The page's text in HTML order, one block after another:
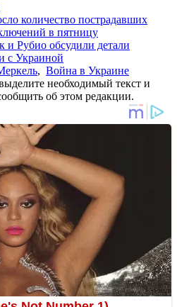
количество пострадавших
в пятницу
и Рубио обсудили детали
с Украиной
, Война в Украине
необходимый текст и
об этом редакции.